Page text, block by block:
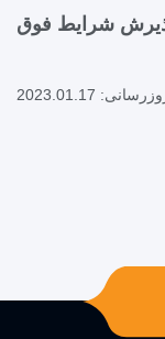
شرایط فوق
2023.01.17